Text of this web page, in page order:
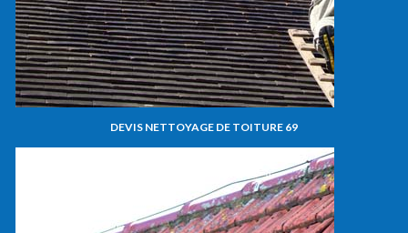
DEVIS NETTOYAGE DE TOITURE 69